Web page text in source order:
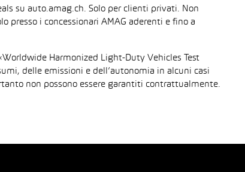
su auto.amag.ch. Solo per clienti privati. Non
presso i concessionari AMAG aderenti e fino a
Harmonized Light-Duty Vehicles Test
delle emissioni e dell’autonomia in alcuni casi
non possono essere garantiti contrattualmente.